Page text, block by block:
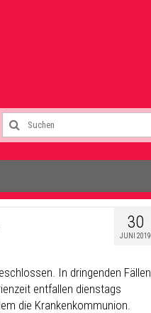
30
JUNI 2019
In dringenden Fällen
entfallen dienstags
die Krankenkommunion.